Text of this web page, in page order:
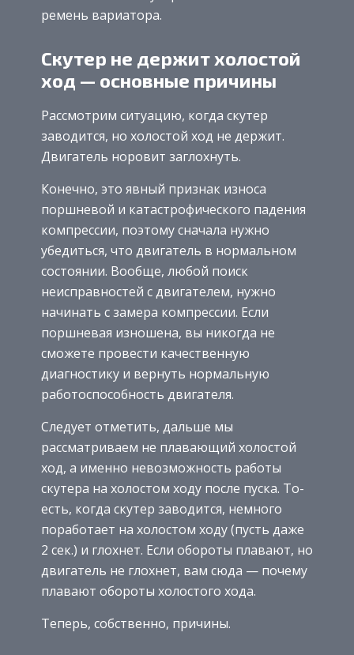
ремень вариатора.
Скутер не держит холостой
ход — основные причины
Рассмотрим ситуацию, когда скутер
заводится, но холостой ход не держит.
Двигатель норовит заглохнуть.
Конечно, это явный признак износа
поршневой и катастрофического падения
компрессии, поэтому сначала нужно
убедиться, что двигатель в нормальном
состоянии. Вообще, любой поиск
неисправностей с двигателем, нужно
начинать с замера компрессии. Если
поршневая изношена, вы никогда не
сможете провести качественную
диагностику и вернуть нормальную
работоспособность двигателя.
Следует отметить, дальше мы
рассматриваем не плавающий холостой
ход, а именно невозможность работы
скутера на холостом ходу после пуска. То-
есть, когда скутер заводится, немного
поработает на холостом ходу (пусть даже
2 сек.) и глохнет. Если обороты плавают, но
двигатель не глохнет, вам сюда — почему
плавают обороты холостого хода.
Теперь, собственно, причины.